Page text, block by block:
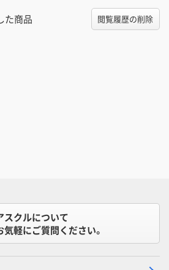
た商品 閲覧履歴の削除
スクルについて
気軽にご質問ください。